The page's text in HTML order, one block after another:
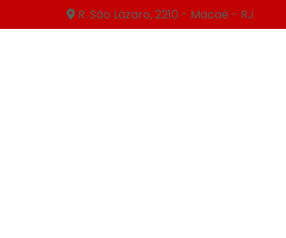
R. São Lázaro, 2210 - Macaé - RJ
HVAC